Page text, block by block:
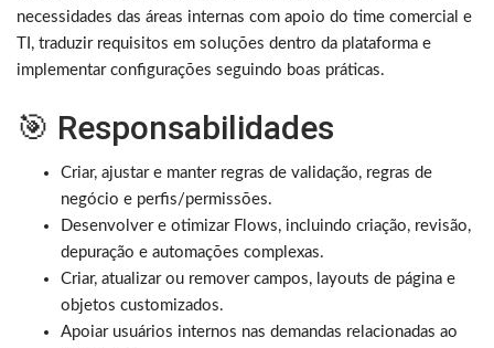
necessidades das áreas internas com apoio do time comercial e
TI, traduzir requisitos em soluções dentro da plataforma e
implementar configurações seguindo boas práticas.
🎯 Responsabilidades
Criar, ajustar e manter regras de validação, regras de
negócio e perfis/permissões.
Desenvolver e otimizar Flows, incluindo criação, revisão,
depuração e automações complexas.
Criar, atualizar ou remover campos, layouts de página e
objetos customizados.
Apoiar usuários internos nas demandas relacionadas ao